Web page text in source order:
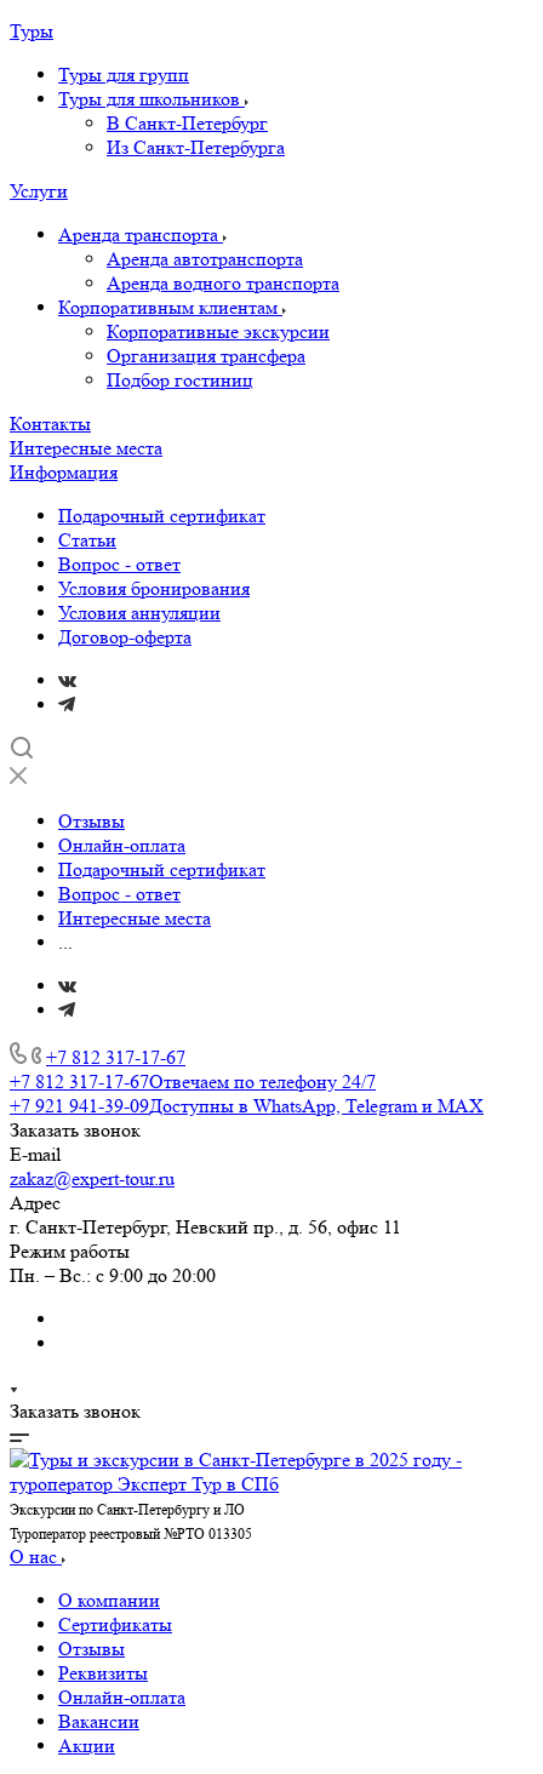
Туры
Туры для групп
Туры для школьников
В Санкт-Петербург
Из Санкт-Петербурга
Услуги
Аренда транспорта
Аренда автотранспорта
Аренда водного транспорта
Корпоративным клиентам
Корпоративные экскурсии
Организация трансфера
Подбор гостиниц
Контакты
Интересные места
Информация
Подарочный сертификат
Статьи
Вопрос - ответ
Условия бронирования
Условия аннуляции
Договор-оферта
Отзывы
Онлайн-оплата
Подарочный сертификат
Вопрос - ответ
Интересные места
...
+7 812 317-17-67
+7 812 317-17-67Отвечаем по телефону 24/7
+7 921 941-39-09Доступны в WhatsApp, Telegram и MAX
Заказать звонок
E-mail
zakaz@expert-tour.ru
Адрес
г. Санкт-Петербург, Невский пр., д. 56, офис 11
Режим работы
Пн. – Вс.: с 9:00 до 20:00
Заказать звонок
Экскурсии по Санкт-Петербургу и ЛО
Туроператор реестровый №РТО 013305
О нас
О компании
Сертификаты
Отзывы
Реквизиты
Онлайн-оплата
Вакансии
Акции